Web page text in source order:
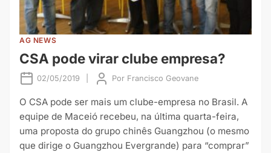
AG NEWS
CSA pode virar clube empresa?
02/05/2019 Por Francisco Geovane
O CSA pode ser mais um clube-empresa no Brasil. A
equipe de Maceió recebeu, na última quarta-feira,
uma proposta do grupo chinês Guangzhou (o mesmo
que dirige o Guangzhou Evergrande) para “comprar”